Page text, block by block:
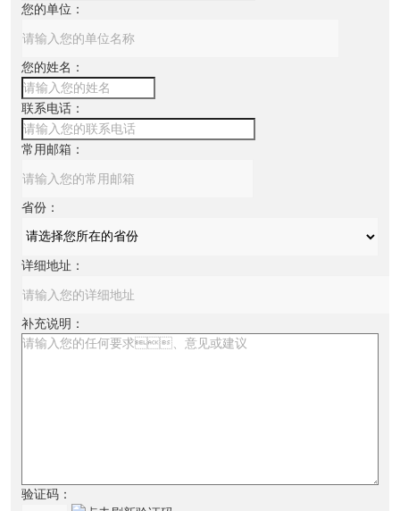
您的单位：
您的姓名：
联系电话：
常用邮箱：
省份：
详细地址：
补充说明：
验证码：